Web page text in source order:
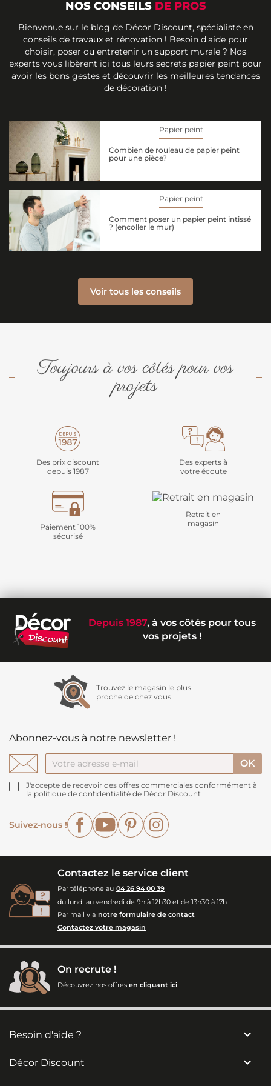
NOS CONSEILS DE PROS
Bienvenue sur le blog de Décor Discount, spécialiste en
conseils de travaux et rénovation ! Besoin d'aide pour
choisir, poser ou entretenir un support murale ? Nos
experts vous libèrent ici tous leurs secrets papier peint pour
avoir les bons gestes et découvrir les meilleures tendances
de décoration !
Papier peint
Combien de rouleau de papier peint
pour une pièce?
Papier peint
Comment poser un papier peint intissé
? (encoller le mur)
Voir tous les conseils
Toujours à vos côtés pour vos
projets
Des prix discount
depuis 1987
Des experts à
votre écoute
Paiement 100%
sécurisé
Retrait en
magasin
Depuis 1987, à vos côtés pour tous
vos projets !
Trouvez le magasin le plus
proche de chez vous
Abonnez-vous à notre newsletter !
J'accepte de recevoir des offres commerciales conformément à
la politique de confidentialité de Décor Discount
Suivez-nous !
FacebookYouTubePinterest
Contactez le service client
Par téléphone au 04 26 94 00 39
du lundi au vendredi de 9h à 12h30 et de 13h30 à 17h
Par mail via notre formulaire de contact
Contactez votre magasin
On recrute !
Découvrez nos offres en cliquant ici
Besoin d'aide ? 
Décor Discount 